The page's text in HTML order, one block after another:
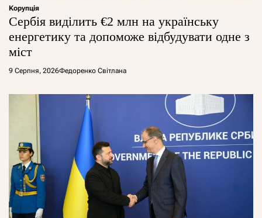
Корупція
Сербія виділить €2 млн на українську
енергетику та допоможе відбудувати одне з
міст
9 Серпня, 2026Федоренко Світлана